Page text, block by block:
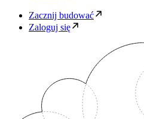
Zacznij budować
Zaloguj się